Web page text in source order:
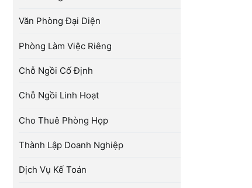
Văn Phòng Đại Diện
Phòng Làm Việc Riêng
Chỗ Ngồi Cố Định
Chỗ Ngồi Linh Hoạt
Cho Thuê Phòng Họp
Thành Lập Doanh Nghiệp
Dịch Vụ Kế Toán